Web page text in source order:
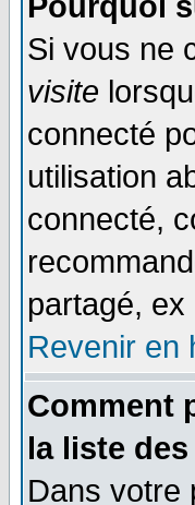
Si vous ne
visite
connecté
utilisation
connecté,
partagé,
Revenir en
Comment
la liste
Dans votre